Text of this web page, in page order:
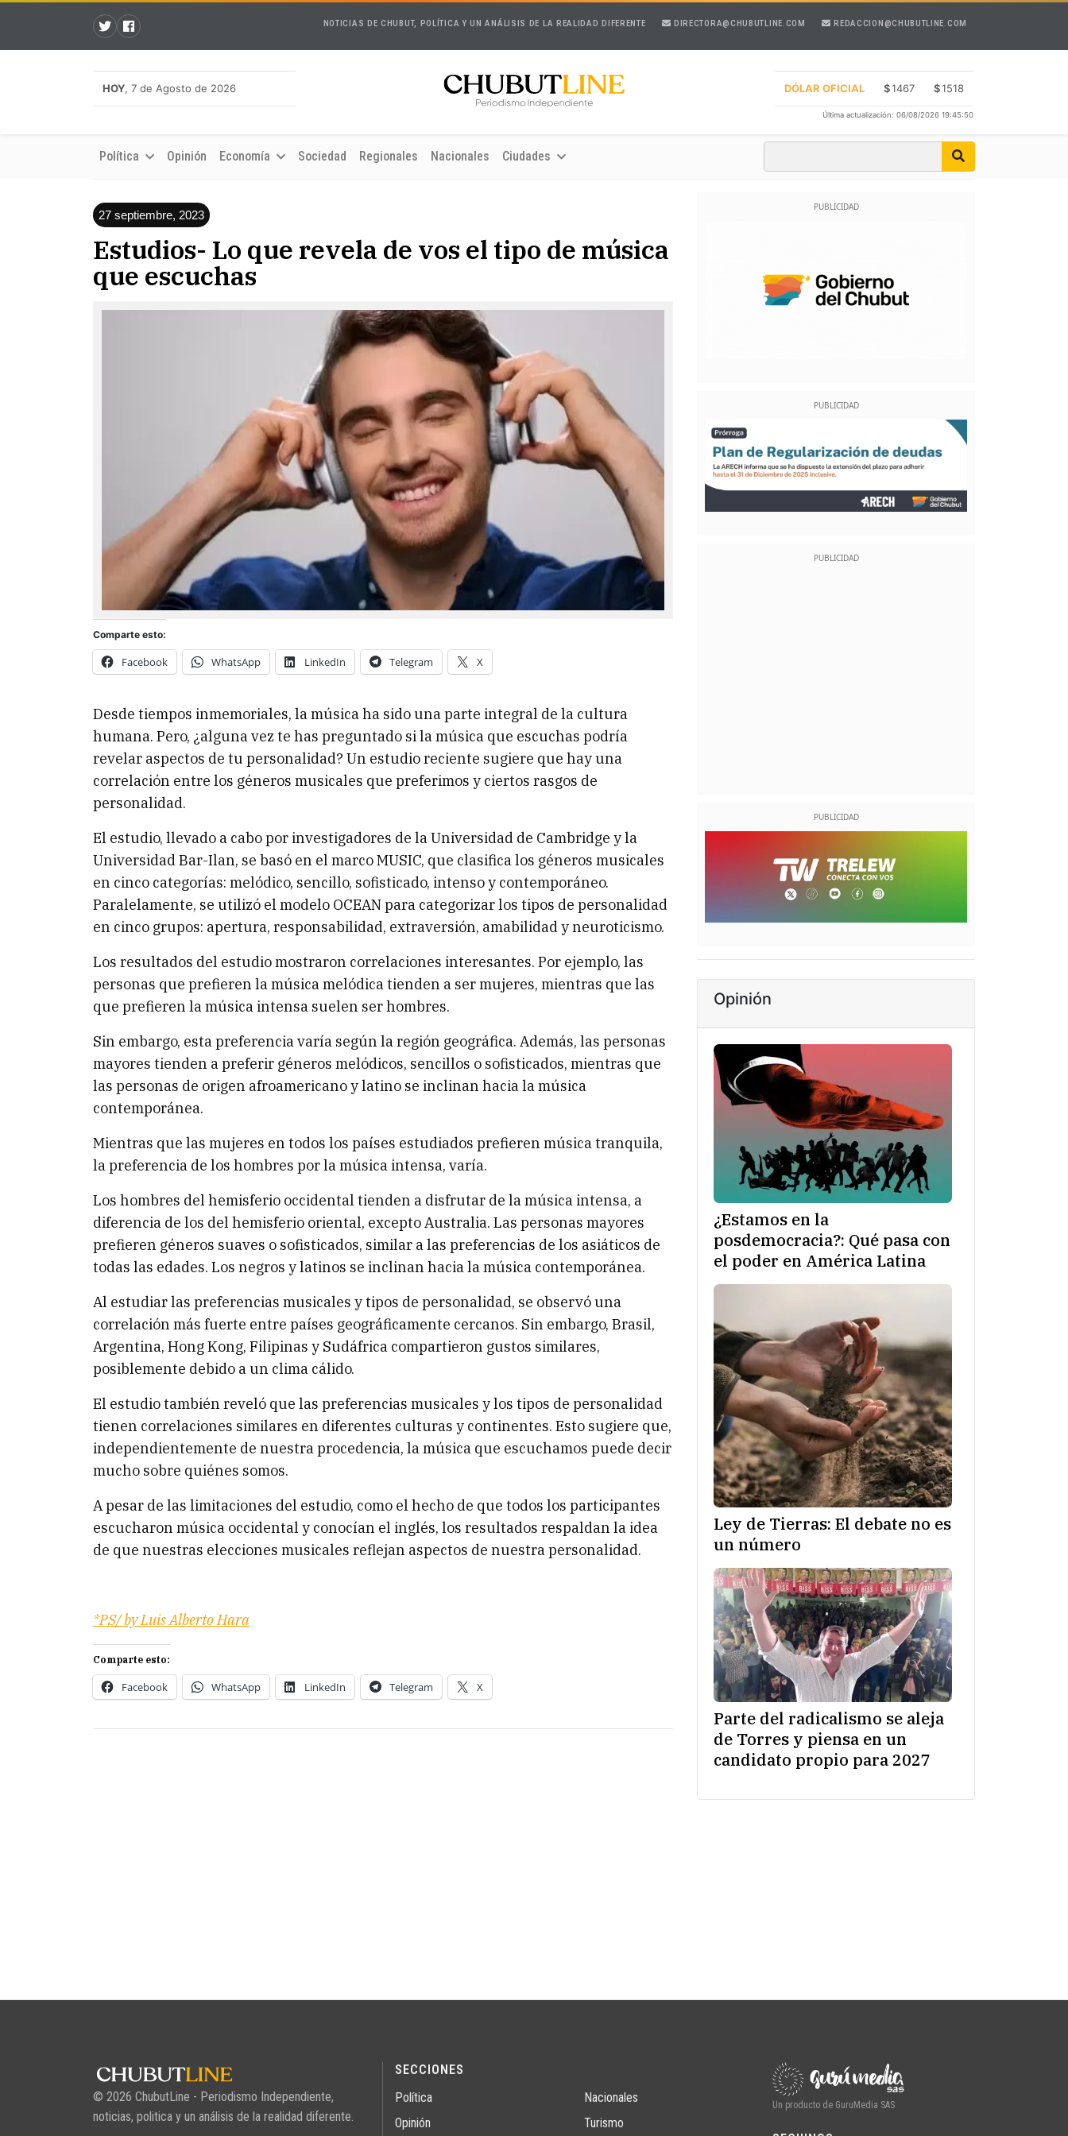
NOTICIAS DE CHUBUT, POLÍTICA Y UN ANÁLISIS DE LA REALIDAD DIFERENTE DIRECTORA@CHUBUTLINE.COM REDACCION@CHUBUTLINE.COM
HOY, 7 de Agosto de 2026 DÓLAR OFICIAL $1467 $1518
Última actualización: 06/08/2026 19:45:50
Política Opinión Economía Sociedad Regionales Nacionales Ciudades
27 septiembre, 2023
Estudios- Lo que revela de vos el tipo de música
que escuchas
Comparte esto:
Facebook WhatsApp LinkedIn Telegram X
Desde tiempos inmemoriales, la música ha sido una parte integral de la cultura
humana. Pero, ¿alguna vez te has preguntado si la música que escuchas podría
revelar aspectos de tu personalidad? Un estudio reciente sugiere que hay una
correlación entre los géneros musicales que preferimos y ciertos rasgos de
personalidad.
El estudio, llevado a cabo por investigadores de la Universidad de Cambridge y la
Universidad Bar-Ilan, se basó en el marco MUSIC, que clasifica los géneros musicales
en cinco categorías: melódico, sencillo, sofisticado, intenso y contemporáneo.
Paralelamente, se utilizó el modelo OCEAN para categorizar los tipos de personalidad
en cinco grupos: apertura, responsabilidad, extraversión, amabilidad y neuroticismo.
Los resultados del estudio mostraron correlaciones interesantes. Por ejemplo, las
personas que prefieren la música melódica tienden a ser mujeres, mientras que las
que prefieren la música intensa suelen ser hombres.
Sin embargo, esta preferencia varía según la región geográfica. Además, las personas
mayores tienden a preferir géneros melódicos, sencillos o sofisticados, mientras que
las personas de origen afroamericano y latino se inclinan hacia la música
contemporánea.
Mientras que las mujeres en todos los países estudiados prefieren música tranquila,
la preferencia de los hombres por la música intensa, varía.
Los hombres del hemisferio occidental tienden a disfrutar de la música intensa, a
diferencia de los del hemisferio oriental, excepto Australia. Las personas mayores
prefieren géneros suaves o sofisticados, similar a las preferencias de los asiáticos de
todas las edades. Los negros y latinos se inclinan hacia la música contemporánea.
Al estudiar las preferencias musicales y tipos de personalidad, se observó una
correlación más fuerte entre países geográficamente cercanos. Sin embargo, Brasil,
Argentina, Hong Kong, Filipinas y Sudáfrica compartieron gustos similares,
posiblemente debido a un clima cálido.
El estudio también reveló que las preferencias musicales y los tipos de personalidad
tienen correlaciones similares en diferentes culturas y continentes. Esto sugiere que,
independientemente de nuestra procedencia, la música que escuchamos puede decir
mucho sobre quiénes somos.
A pesar de las limitaciones del estudio, como el hecho de que todos los participantes
escucharon música occidental y conocían el inglés, los resultados respaldan la idea
de que nuestras elecciones musicales reflejan aspectos de nuestra personalidad.
*PS/ by Luis Alberto Hara
Comparte esto:
Facebook WhatsApp LinkedIn Telegram X
Opinión
¿Estamos en la
posdemocracia?: Qué pasa con
el poder en América Latina
Ley de Tierras: El debate no es
un número
Parte del radicalismo se aleja
de Torres y piensa en un
candidato propio para 2027
© 2026 ChubutLine - Periodismo Independiente,
noticias, politica y un análisis de la realidad diferente.
SECCIONES
Política
Opinión
Nacionales
Turismo
Un producto de GuruMedia SAS